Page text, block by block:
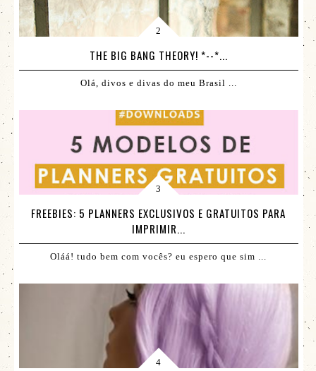
THE BIG BANG THEORY! *--*...
Olá, divos e divas do meu Brasil ...
FREEBIES: 5 PLANNERS EXCLUSIVOS E GRATUITOS PARA
IMPRIMIR...
Oláá! tudo bem com vocês? eu espero que sim ...